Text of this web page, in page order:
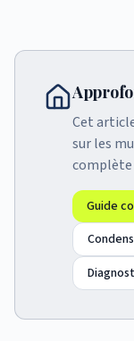
Cet
sur les
complète
Guide